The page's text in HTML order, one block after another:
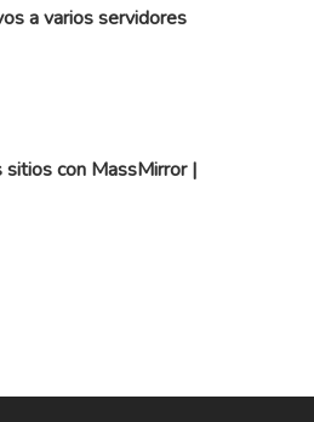
a varios servidores
sitios con MassMirror |